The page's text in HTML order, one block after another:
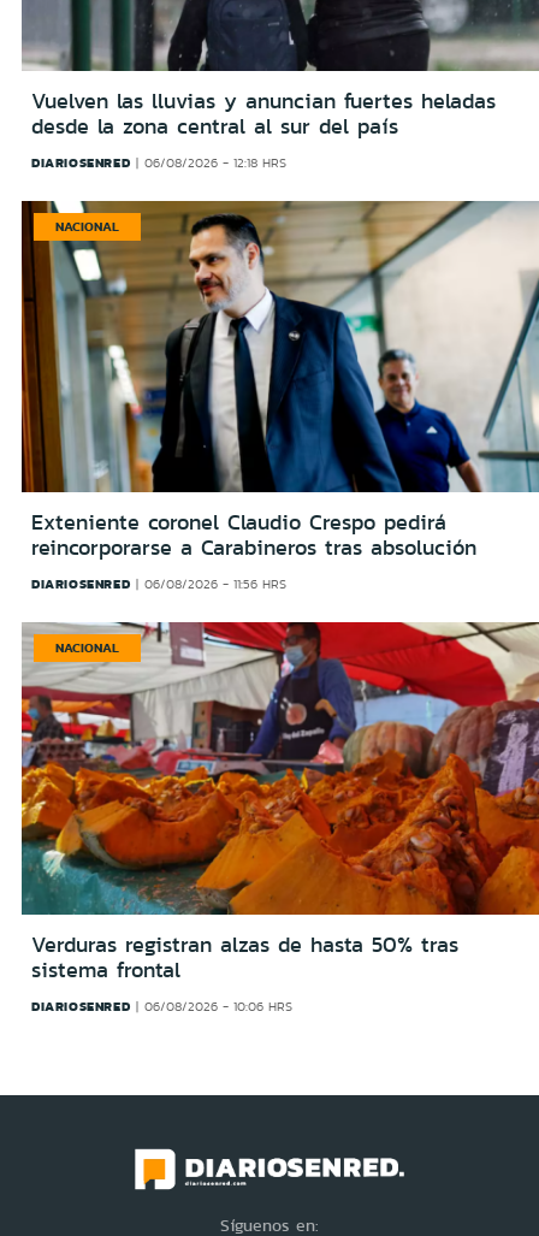
Vuelven las lluvias y anuncian fuertes heladas
desde la zona central al sur del país
DIARIOSENRED 06/08/2026 - 12:18 HRS
NACIONAL
Exteniente coronel Claudio Crespo pedirá
reincorporarse a Carabineros tras absolución
DIARIOSENRED 06/08/2026 - 11:56 HRS
NACIONAL
Verduras registran alzas de hasta 50% tras
sistema frontal
DIARIOSENRED 06/08/2026 - 10:06 HRS
Síguenos en: